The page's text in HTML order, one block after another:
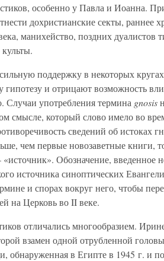
особенно у Павла и Иоанна.
дохристианские секты, раннее
манихейство, поздних дуалистов
поддержку в некоторых
гипотезу и отрицают возможность
Случаи употребления термина gnosis
смысле, который слово имело во
сведений об истоках
чем первые новозаветные книги,
Обозначение, введенное
источника синоптических
и спорах вокруг него, чтобы
на Церковь во II веке.
отличались многообразием.
взамен одной отрубленной
обнаруженная в Египте в 1945 г. и